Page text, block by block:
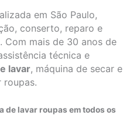
em São Paulo,
conserto, reparo e
Com mais de 30 anos de
técnica e
lavar, máquina de secar e
roupas.
de lavar roupas em todos os